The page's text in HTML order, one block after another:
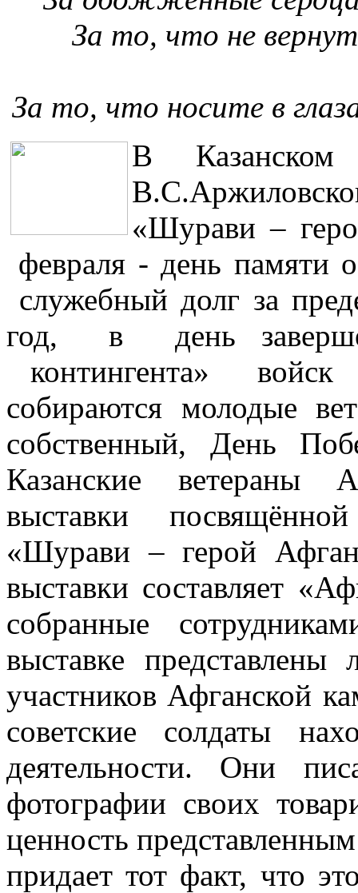
За то, что не
За то, что носите в
В Казанском
«Шурави –
февраля - день
служебный долг за
год, в день
контингента» войск
собираются молодые
собственный, День
Казанские ветераны
выставки посвящённой
«Шурави – герой
выставки составляет
собранные
выставке
участников Афганской
советские солдаты
деятельности. Они
фотографии своих
ценность
придает тот факт, что